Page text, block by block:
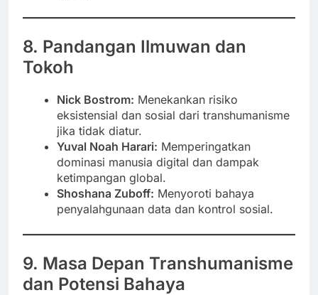
8. Pandangan Ilmuwan dan
Tokoh
Nick Bostrom: Menekankan risiko
eksistensial dan sosial dari transhumanisme
jika tidak diatur.
Yuval Noah Harari: Memperingatkan
dominasi manusia digital dan dampak
ketimpangan global.
Shoshana Zuboff: Menyoroti bahaya
penyalahgunaan data dan kontrol sosial.
9. Masa Depan Transhumanisme
dan Potensi Bahaya